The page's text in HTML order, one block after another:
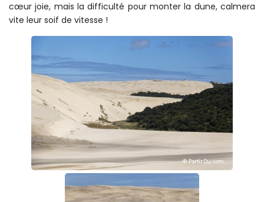
cœur joie, mais la difficulté pour monter la dune, calmera
vite leur soif de vitesse !